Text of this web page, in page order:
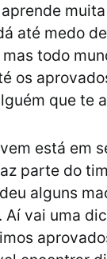
até medo
todo
os
que te
está em
parte do
alguns
Aí vai uma